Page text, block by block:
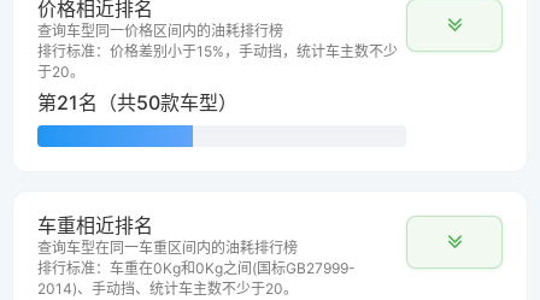
价格相近排名
查询车型同一价格区间内的油耗排行榜
排行标准：价格差别小于15%，手动挡，统计车主数不少
于20。
第21名（共50款车型）
车重相近排名
查询车型在同一车重区间内的油耗排行榜
排行标准：车重在0Kg和0Kg之间(国标GB27999-
2014)、手动挡、统计车主数不少于20。